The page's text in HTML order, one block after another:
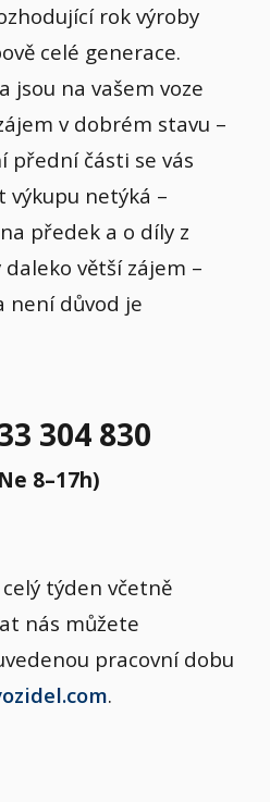
rok výroby
celé generace.
jsou na vašem voze
v dobrém stavu –
přední části se vás
výkupu netýká –
předek a o díly z
větší zájem –
není důvod je
304 830
8–17h)
týden včetně
nás můžete
pracovní dobu
.